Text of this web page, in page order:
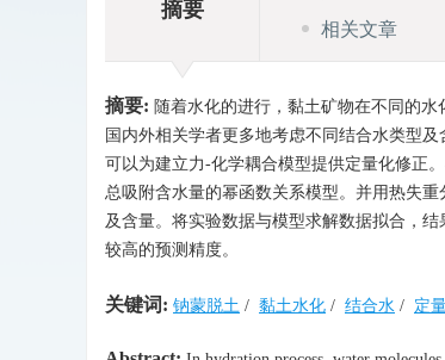
摘要
相关文章
摘要: 随着水化的进行，黏土矿物在不同的
国内外相关学者更多地考虑不同结合水类型
可以为建立力-化学耦合模型提供定量化修正
总吸附含水量的幂函数关系模型。并用热失
及含量。将实验数据与模型求解数据拟合，
较高的预测精度。
关键词: 钠蒙脱土 / 黏土水化 / 结合水 / 定